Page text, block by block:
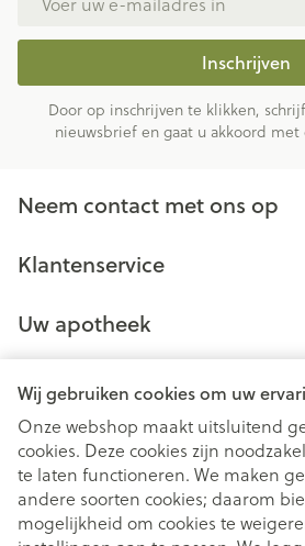
Wij gebruiken cookies om uw
Onze webshop maakt uitsluitend
cookies. Deze cookies zijn
te laten functioneren. We maken
andere soorten cookies; daarom
mogelijkheid om cookies te
Inschrijven
Door op inschrijven te klikken,
nieuwsbrief en gaat u akkoord met
Neem contact met ons op
Klantenservice
Uw apotheek